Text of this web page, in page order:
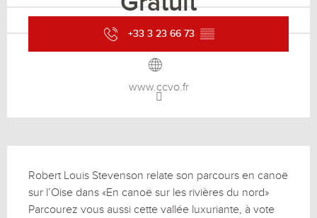
+33 3 23 66 73 ▒▒
www.ccvo.fr
Robert Louis Stevenson relate son parcours en canoë
sur l’Oise dans «En canoë sur les rivières du nord»
Parcourez vous aussi cette vallée luxuriante, à vote